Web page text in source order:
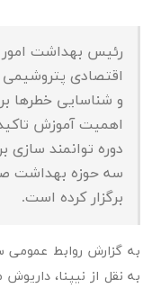
اقتصادی پتروشیمی
و شناسایی خطرها
اهمیت آموزش
دوره توانمند سازی
سه حوزه بهداشت
برگزار کرده است.
به گزارش روابط عمومی
به نقل از نیپنا،